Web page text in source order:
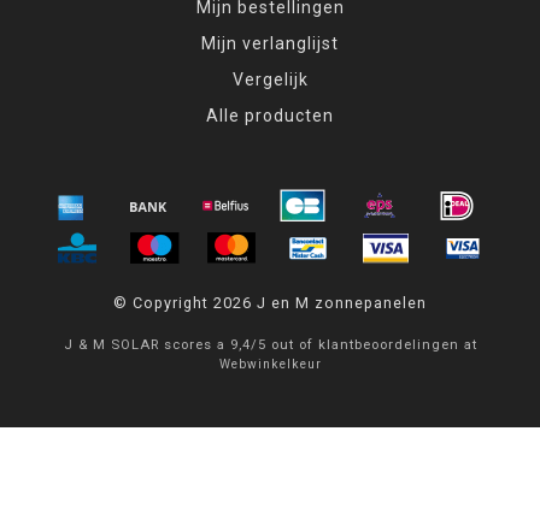
Mijn bestellingen
Mijn verlanglijst
Vergelijk
Alle producten
© Copyright 2026 J en M zonnepanelen
J & M SOLAR scores a 9,4/ 5 out of klantbeoordelingen at
Webwinkelkeur